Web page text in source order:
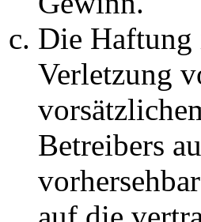
Die Haftung
Verletzung
Betreibers